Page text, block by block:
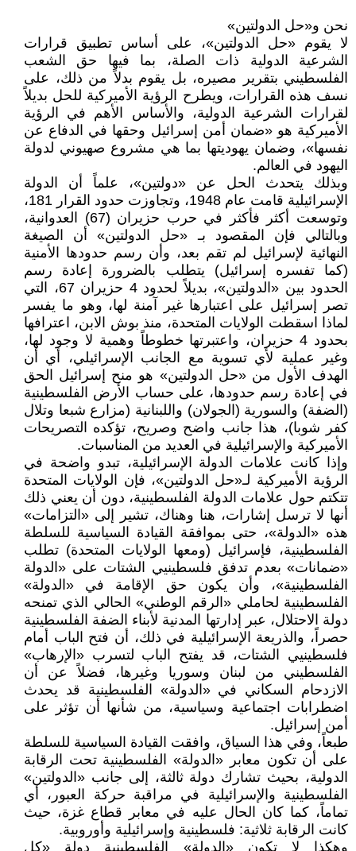
نحن و«حل الدولتين»
لا يقوم «حل الدولتين»، على أساس تطبيق قرارات
الشرعية الدولية ذات الصلة، بما فيها حق الشعب
الفلسطيني بتقرير مصيره، بل يقوم بدلاً من ذلك، على
نسف هذه القرارات، ويطرح الرؤية الأميركية للحل بديلاً
لقرارات الشرعية الدولية، والأساس الأهم في الرؤية
الأميركية هو «ضمان أمن إسرائيل وحقها في الدفاع عن
نفسها»، وضمان يهوديتها بما هي مشروع صهيوني لدولة
اليهود في العالم.
وبذلك يتحدث الحل عن «دولتين»، علماً أن الدولة
الإسرائيلية قامت عام 1948، وتجاوزت حدود القرار 181،
وتوسعت أكثر فأكثر في حرب حزيران (67) العدوانية،
وبالتالي فإن المقصود بـ «حل الدولتين» أن الصيغة
النهائية لإسرائيل لم تقم بعد، وأن رسم حدودها الأمنية
(كما تفسره إسرائيل) يتطلب بالضرورة إعادة رسم
الحدود بين «الدولتين»، بديلاً لحدود 4 حزيران 67، التي
تصر إسرائيل على اعتبارها غير آمنة لها، وهو ما يفسر
لماذا اسقطت الولايات المتحدة، منذ بوش الابن، اعترافها
بحدود 4 حزيران، واعتبرتها خطوطاً وهمية لا وجود لها،
وغير عملية لأي تسوية مع الجانب الإسرائيلي، أي أن
الهدف الأول من «حل الدولتين» هو منح إسرائيل الحق
في إعادة رسم حدودها، على حساب الأرض الفلسطينية
(الضفة) والسورية (الجولان) واللبنانية (مزارع شبعا وتلال
كفر شوبا)، هذا جانب واضح وصريح، تؤكده التصريحات
الأميركية والإسرائيلية في العديد من المناسبات.
وإذا كانت علامات الدولة الإسرائيلية، تبدو واضحة في
الرؤية الأميركية لـ«حل الدولتين»، فإن الولايات المتحدة
تتكتم حول علامات الدولة الفلسطينية، دون أن يعني ذلك
أنها لا ترسل إشارات، هنا وهناك، تشير إلى «التزامات»
هذه «الدولة»، حتى بموافقة القيادة السياسية للسلطة
الفلسطينية، فإسرائيل (ومعها الولايات المتحدة) تطلب
«ضمانات» بعدم تدفق فلسطينيي الشتات على «الدولة
الفلسطينية»، وأن يكون حق الإقامة في «الدولة»
الفلسطينية لحاملي «الرقم الوطني» الحالي الذي تمنحه
دولة الاحتلال، عبر إدارتها المدنية لأبناء الضفة الفلسطينية
حصراً، والذريعة الإسرائيلية في ذلك، أن فتح الباب أمام
فلسطينيي الشتات، قد يفتح الباب لتسرب «الإرهاب»
الفلسطيني من لبنان وسوريا وغيرها، فضلاً عن أن
الازدحام السكاني في «الدولة» الفلسطينية قد يحدث
اضطرابات اجتماعية وسياسية، من شأنها أن تؤثر على
أمن إسرائيل.
طبعاً، وفي هذا السياق، وافقت القيادة السياسية للسلطة
على أن تكون معابر «الدولة» الفلسطينية تحت الرقابة
الدولية، بحيث تشارك دولة ثالثة، إلى جانب «الدولتين»
الفلسطينية والإسرائيلية في مراقبة حركة العبور، أي
تماماً، كما كان الحال عليه في معابر قطاع غزة، حيث
كانت الرقابة ثلاثية: فلسطينية وإسرائيلية وأوروبية.
وهكذا لا تكون «الدولة» الفلسطينية دولة «كل